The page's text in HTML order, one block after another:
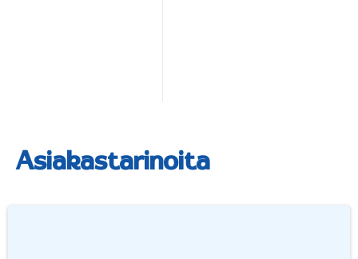
Asiakastarinoita